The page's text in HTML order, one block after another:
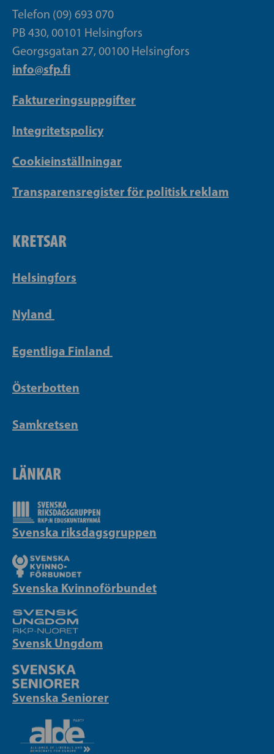
Telefon (09) 693 070
PB 430, 00101 Helsingfors
Georgsgatan 27, 00100 Helsingfors
info@sfp.fi
Faktureringsuppgifter
Integritetspolicy
Cookieinställningar
Transparensregister för politisk reklam
KRETSAR
Helsingfors
Nyland
Egentliga Finland
Österbotten
Samkretsen
LÄNKAR
Svenska riksdagsgruppen
Svenska Kvinnoförbundet
Svensk Ungdom
Svenska Seniorer